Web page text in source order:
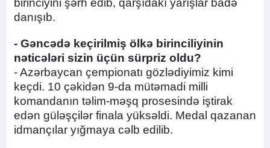
birinciyini şərh edib, qarşıdakı yarışlar badə
danışıb.
- Gəncədə keçirilmiş ölkə birinciliyinin
nəticələri sizin üçün sürpriz oldu?
- Azərbaycan çempionatı gözlədiyimiz kimi
keçdi. 10 çəkidən 9-da mütəmadi milli
komandanın təlim-məşq prosesində iştirak
edən güləşçilər finala yüksəldi. Medal qazanan
idmançılar yığmaya cəlb edilib.